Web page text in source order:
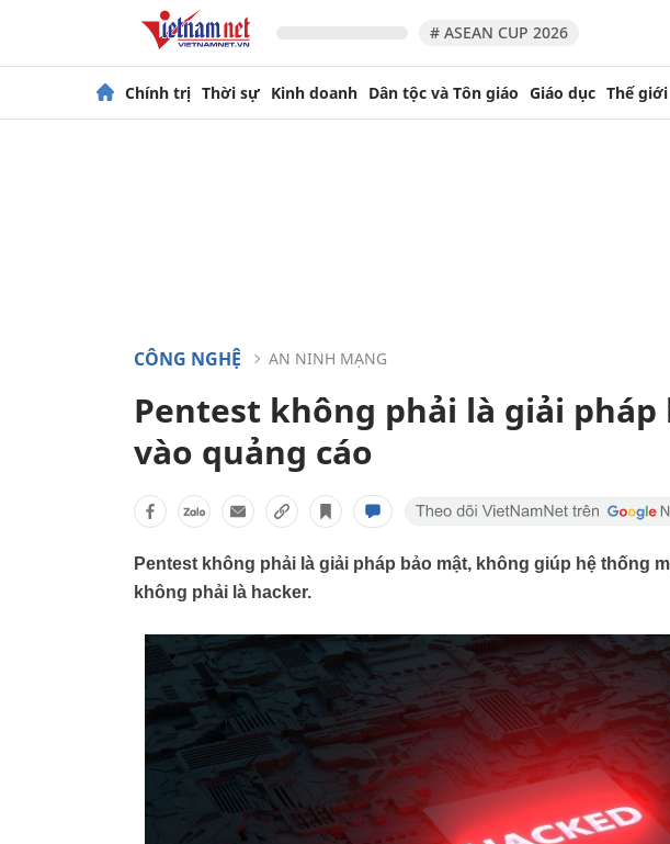
# ASEAN CUP 2026
Chính trị Thời sự Kinh doanh Dân tộc và Tôn giáo Giáo dục Thế giới
CÔNG NGHỆ AN NINH MẠNG
Pentest không phải là giải
vào quảng cáo
Pentest không phải là giải pháp bảo mật, không giúp hệ thống
không phải là hacker.